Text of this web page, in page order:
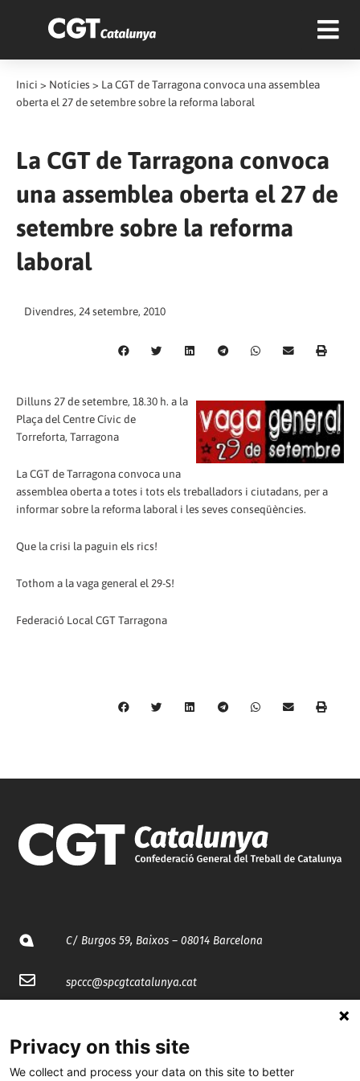
Inici > Notícies > La CGT de Tarragona convoca una assemblea
oberta el 27 de setembre sobre la reforma laboral
La CGT de Tarragona convoca
una assemblea oberta el 27 de
setembre sobre la reforma
laboral
Divendres, 24 setembre, 2010
Dilluns 27 de setembre, 18.30 h. a la
Plaça del Centre Cívic de
Torreforta, Tarragona
La CGT de Tarragona convoca una
assemblea oberta a totes i tots els treballadors i ciutadans, per a
informar sobre la reforma laboral i les seves conseqüències.
Que la crisi la paguin els rics!
Tothom a la vaga general el 29-S!
Federació Local CGT Tarragona
C/ Burgos 59, Baixos – 08014 Barcelona
spccc@spcgtcatalunya.cat
@CGTCatalunya
Privacy on this site
We collect and process your data on this site to better